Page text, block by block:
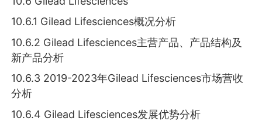
10.6.1 Gilead Lifesciences概况分析
10.6.2 Gilead Lifesciences主营产品、产品结构及
新产品分析
10.6.3 2019-2023年Gilead Lifesciences市场营收
分析
10.6.4 Gilead Lifesciences发展优势分析